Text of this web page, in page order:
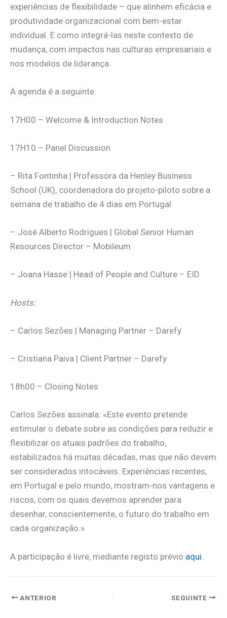
experiências de flexibilidade – que alinhem eficácia e
produtividade organizacional com bem-estar
individual. E como integrá-las neste contexto de
mudança, com impactos nas culturas empresariais e
nos modelos de liderança.
A agenda é a seguinte:
17H00 – Welcome & Introduction Notes
17H10 – Panel Discussion
– Rita Fontinha | Professora da Henley Business
School (UK), coordenadora do projeto-piloto sobre a
semana de trabalho de 4 dias em Portugal
– José Alberto Rodrigues | Global Senior Human
Resources Director – Mobileum
– Joana Hasse | Head of People and Culture – EID
Hosts:
– Carlos Sezões | Managing Partner – Darefy
– Cristiana Paiva | Client Partner – Darefy
18h00 – Closing Notes
Carlos Sezões assinala: «Este evento pretende
estimular o debate sobre as condições para reduzir e
flexibilizar os atuais padrões do trabalho,
estabilizados há muitas décadas, mas que não devem
ser considerados intocáveis. Experiências recentes,
em Portugal e pelo mundo, mostram-nos vantagens e
riscos, com os quais devemos aprender para
desenhar, conscientemente, o futuro do trabalho em
cada organização.»
A participação é livre, mediante registo prévio aqui
ANTERIOR SEGUINTE